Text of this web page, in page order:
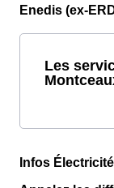
Enedis (ex-
Les
Infos